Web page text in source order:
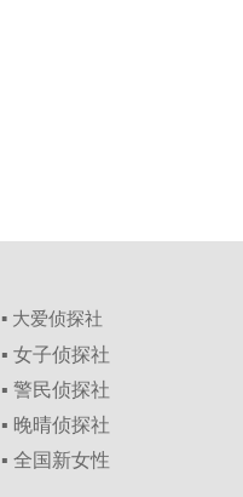
▪ 大爱侦探社
▪ 女子侦探社
▪ 警民侦探社
▪ 晚晴侦探社
▪ 全国新女性